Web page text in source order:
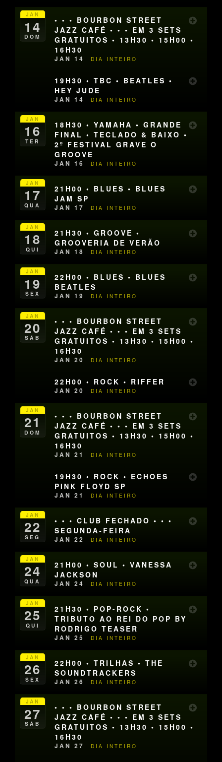
JAN
14
DOM
• • • BOURBON STREET
JAZZ CAFÉ • • • EM 3 SETS
GRATUITOS • 13H30 • 15H00 •
16H30
JAN 14 DIA INTEIRO
19H30 • TBC • BEATLES •
HEY JUDE
JAN 14 DIA INTEIRO
JAN
16
TER
18H30 • YAMAHA • GRANDE
FINAL • TECLADO & BAIXO •
2º FESTIVAL GRAVE O
GROOVE
JAN 16 DIA INTEIRO
JAN
17
QUA
21H00 • BLUES • BLUES
JAM SP
JAN 17 DIA INTEIRO
JAN
18
QUI
21H30 • GROOVE •
GROOVERIA DE VERÃO
JAN 18 DIA INTEIRO
JAN
19
SEX
22H00 • BLUES • BLUES
BEATLES
JAN 19 DIA INTEIRO
JAN
20
SÁB
• • • BOURBON STREET
JAZZ CAFÉ • • • EM 3 SETS
GRATUITOS • 13H30 • 15H00 •
16H30
JAN 20 DIA INTEIRO
22H00 • ROCK • RIFFER
JAN 20 DIA INTEIRO
JAN
21
DOM
• • • BOURBON STREET
JAZZ CAFÉ • • • EM 3 SETS
GRATUITOS • 13H30 • 15H00 •
16H30
JAN 21 DIA INTEIRO
19H30 • ROCK • ECHOES
PINK FLOYD SP
JAN 21 DIA INTEIRO
JAN
22
SEG
• • • CLUB FECHADO • • •
SEGUNDA-FEIRA
JAN 22 DIA INTEIRO
JAN
24
QUA
21H00 • SOUL • VANESSA
JACKSON
JAN 24 DIA INTEIRO
JAN
25
QUI
21H30 • POP-ROCK •
TRIBUTO AO REI DO POP BY
RODRIGO TEASER
JAN 25 DIA INTEIRO
JAN
26
SEX
22H00 • TRILHAS • THE
SOUNDTRACKERS
JAN 26 DIA INTEIRO
JAN
27
SÁB
• • • BOURBON STREET
JAZZ CAFÉ • • • EM 3 SETS
GRATUITOS • 13H30 • 15H00 •
16H30
JAN 27 DIA INTEIRO